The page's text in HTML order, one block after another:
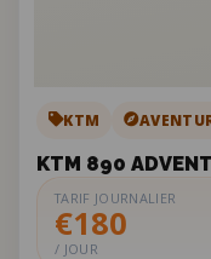
KTM
KTM 890
TARIF JOURNALIER
€180
/ JOUR